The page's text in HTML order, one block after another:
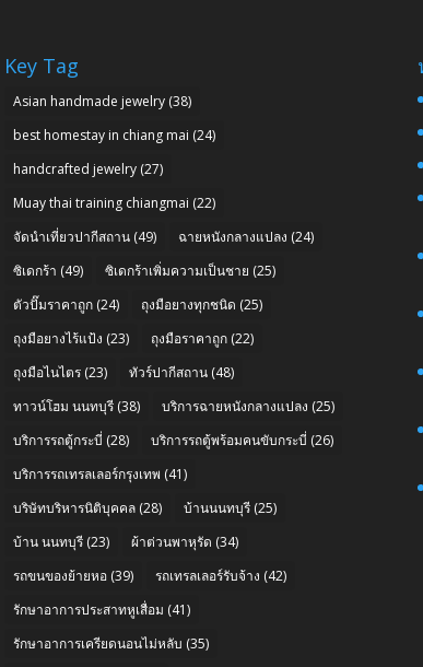
Key Tag
Asian handmade jewelry(38)
best homestay in chiang mai (24)
handcrafted jewelry(27)
Muay thai training chiangmai (22)
จัดนำเที่ยวปากีสถาน(49) ฉายหนังกลางแปลง (24)
ซิเดกร้า (49) ซิเดกร้าเพิ่มความเป็นชาย (25)
ตัวปั๊มราคาถูก(24) ถุงมือยางทุกชนิด (25)
ถุงมือยางไร้แป้ง (23) ถุงมือราคาถูก(22)
ถุงมือไนไตร(23) ทัวร์ปากีสถาน(48)
ทาวน์โฮม นนทบุรี(38) บริการฉายหนังกลางแปลง (25)
บริการรถตู้กระบี่ (28) บริการรถตู้พร้อมคนขับกระบี่ (26)
บริการรถเทรลเลอร์กรุงเทพ (41)
บริษัทบริหารนิติบุคคล(28) บ้านนนทบุรี(25)
บ้าน นนทบุรี(23) ผ้าต่วนพาหุรัด (34)
รถขนของย้ายหอ(39) รถเทรลเลอร์รับจ้าง (42)
รักษาอาการประสาทหูเสื่อม (41)
รักษาอาการเครียดนอนไม่หลับ (35)